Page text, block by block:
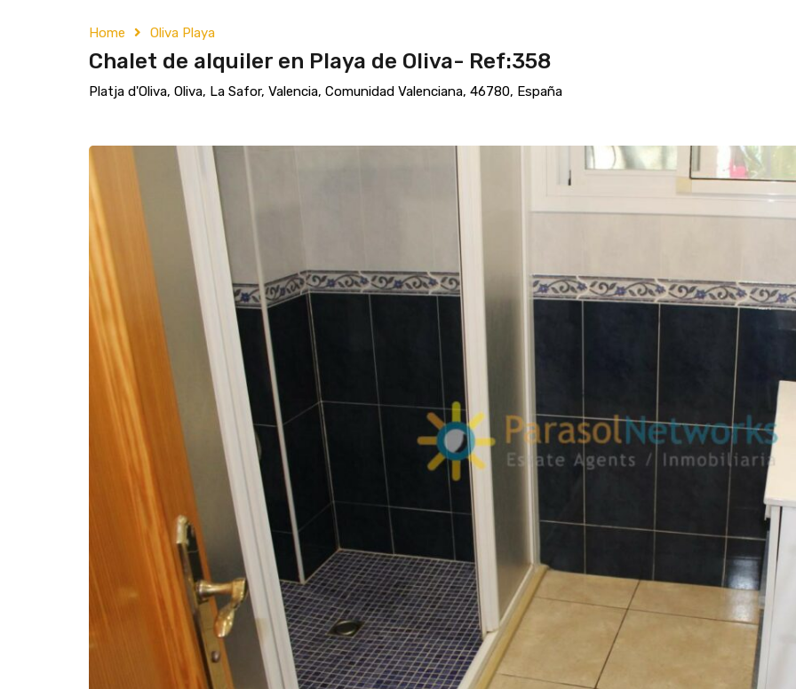
Home Oliva Playa
Chalet de alquiler en Playa de Oliva- Ref:358
Platja d'Oliva, Oliva, La Safor, Valencia, Comunidad Valenciana, 46780, España